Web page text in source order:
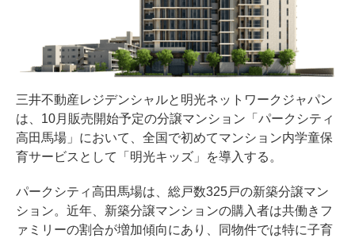
三井不動産レジデンシャルと明光ネットワークジャパン
は、10月販売開始予定の分譲マンション「パークシティ
高田馬場」において、全国で初めてマンション内学童保
育サービスとして「明光キッズ」を導入する。
パークシティ高田馬場は、総戸数325戸の新築分譲マン
ション。近年、新築分譲マンションの購入者は共働きフ
ァミリーの割合が増加傾向にあり、同物件では特に子育